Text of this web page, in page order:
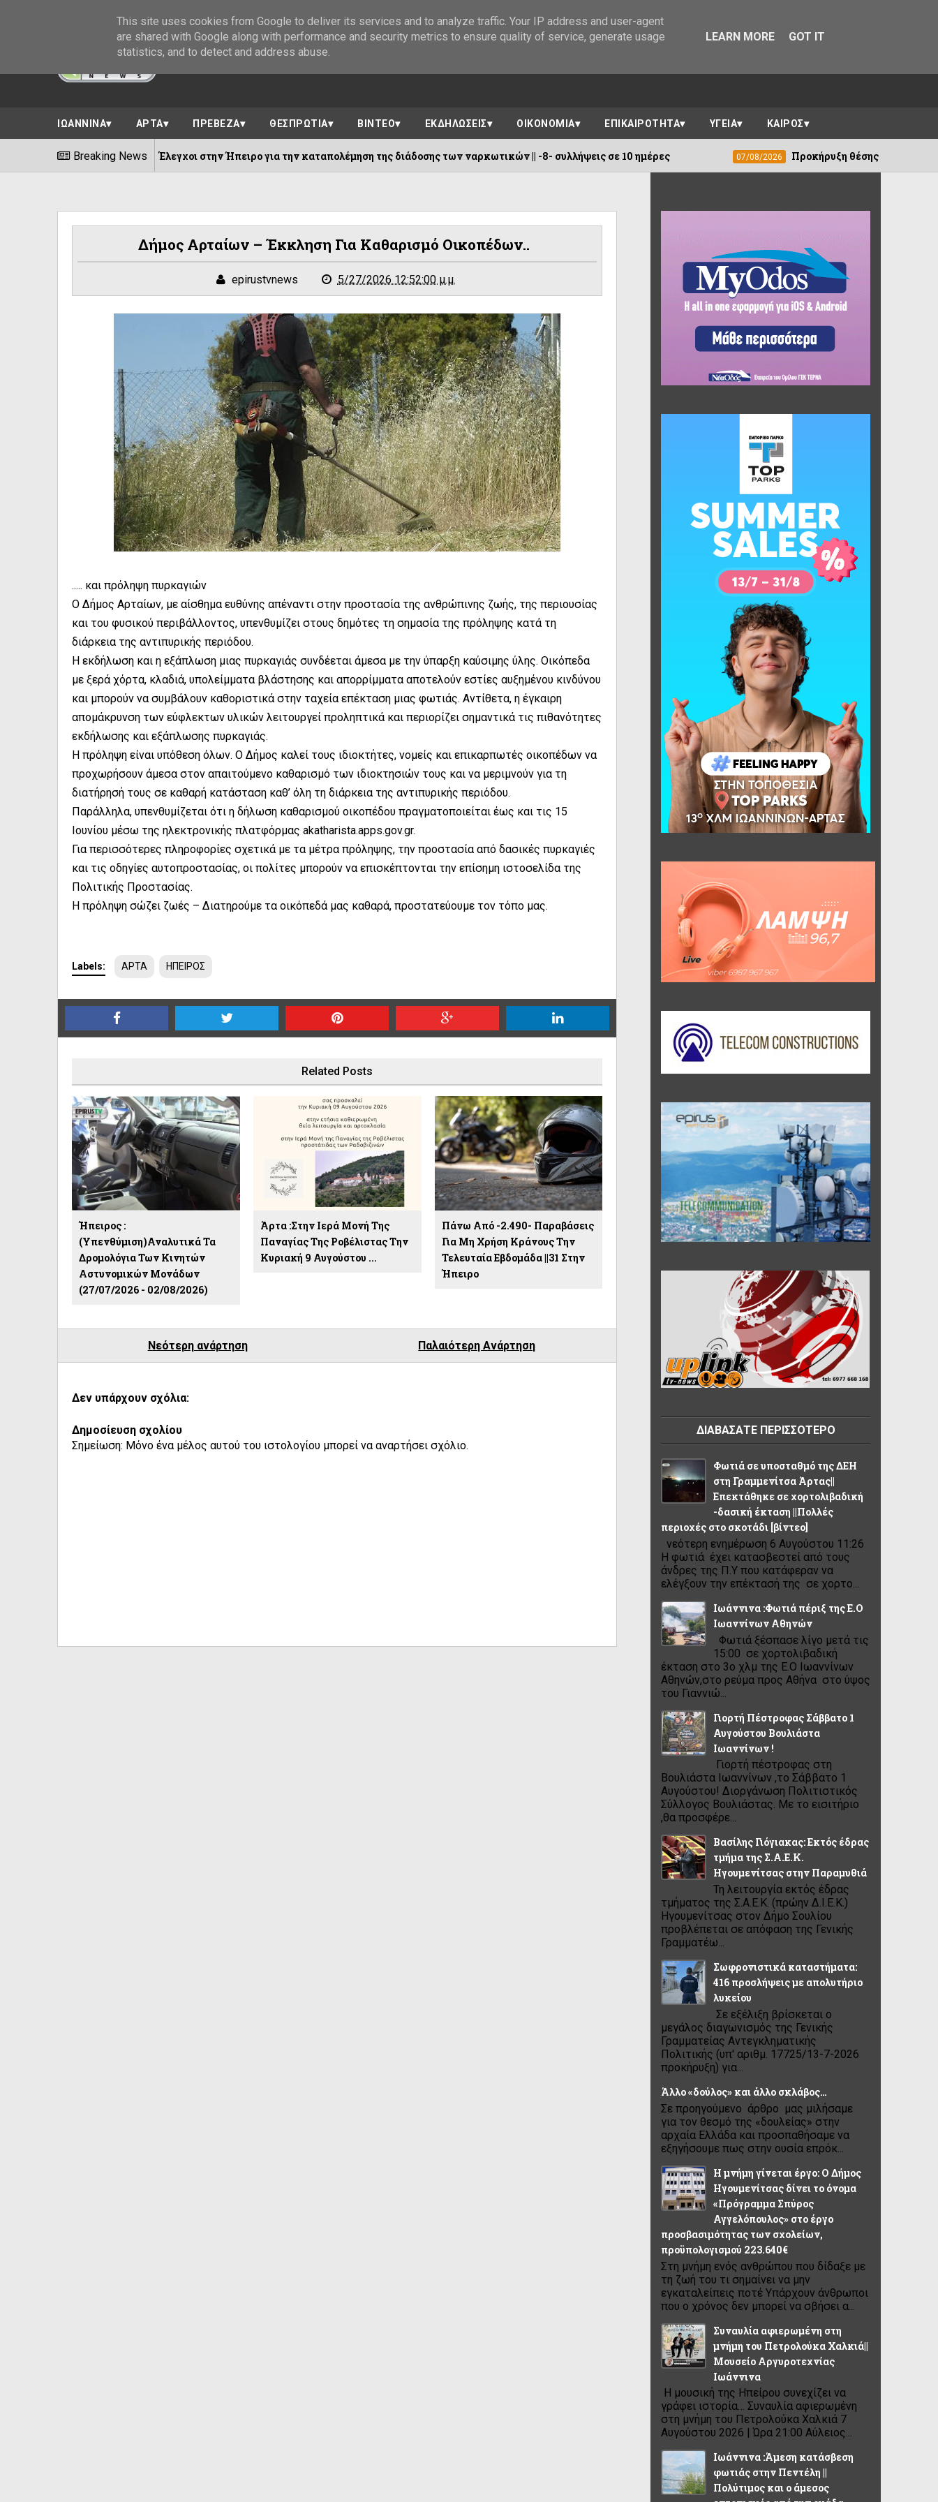
ΙΩΑΝΝΙΝΑ ΑΡΤΑ ΠΡΕΒΕΖΑ ΘΕΣΠΡΩΤΙΑ ΒΙΝΤΕΟ ΕΚΔΗΛΩΣΕΙΣ ΟΙΚΟΝΟΜΙΑ ΕΠΙΚΑΙΡΟΤΗΤΑ ΥΓΕΙΑ ΚΑΙΡΟΣ
Breaking News
07/08/2026 Έλεγχοι στην Ήπειρο για την καταπολέμηση της διάδοσης των ναρκωτικών || -8- συλλήψεις σε 10 ημέρες 07/08/2026 Προκήρυξη θέσης εργασίας Κοινωνικού
Δήμος Αρταίων – Έκκληση Για Καθαρισμό Οικοπέδων..
epirustvnews 5/27/2026 12:52:00 μ.μ.
..... και πρόληψη πυρκαγιών
Ο Δήμος Αρταίων, με αίσθημα ευθύνης απέναντι στην προστασία της ανθρώπινης ζωής, της περιουσίας
και του φυσικού περιβάλλοντος, υπενθυμίζει στους δημότες τη σημασία της πρόληψης κατά τη
διάρκεια της αντιπυρικής περιόδου.
Η εκδήλωση και η εξάπλωση μιας πυρκαγιάς συνδέεται άμεσα με την ύπαρξη καύσιμης ύλης. Οικόπεδα
με ξερά χόρτα, κλαδιά, υπολείμματα βλάστησης και απορρίμματα αποτελούν εστίες αυξημένου κινδύνου
και μπορούν να συμβάλουν καθοριστικά στην ταχεία επέκταση μιας φωτιάς. Αντίθετα, η έγκαιρη
απομάκρυνση των εύφλεκτων υλικών λειτουργεί προληπτικά και περιορίζει σημαντικά τις πιθανότητες
εκδήλωσης και εξάπλωσης πυρκαγιάς.
Η πρόληψη είναι υπόθεση όλων. Ο Δήμος καλεί τους ιδιοκτήτες, νομείς και επικαρπωτές οικοπέδων να
προχωρήσουν άμεσα στον απαιτούμενο καθαρισμό των ιδιοκτησιών τους και να μεριμνούν για τη
διατήρησή τους σε καθαρή κατάσταση καθ’ όλη τη διάρκεια της αντιπυρικής περιόδου.
Παράλληλα, υπενθυμίζεται ότι η δήλωση καθαρισμού οικοπέδου πραγματοποιείται έως και τις 15
Ιουνίου μέσω της ηλεκτρονικής πλατφόρμας akatharista.apps.gov.gr.
Για περισσότερες πληροφορίες σχετικά με τα μέτρα πρόληψης, την προστασία από δασικές πυρκαγιές
και τις οδηγίες αυτοπροστασίας, οι πολίτες μπορούν να επισκέπτονται την επίσημη ιστοσελίδα της
Πολιτικής Προστασίας.
Η πρόληψη σώζει ζωές – Διατηρούμε τα οικόπεδά μας καθαρά, προστατεύουμε τον τόπο μας.
Labels: ΑΡΤΑ ΗΠΕΙΡΟΣ
Related Posts
Ήπειρος :
(Υπενθύμιση)Αναλυτικά Τα
Δρομολόγια Των Κινητών
Αστυνομικών Μονάδων
(27/07/2026 - 02/08/2026)
Άρτα :Στην Ιερά Μονή Της
Παναγίας Της Ροβέλιστας Την
Κυριακή 9 Αυγούστου ...
Πάνω Από -2.490- Παραβάσεις
Για Μη Χρήση Κράνους Την
Τελευταία Εβδομάδα ||31 Στην
Ήπειρο
Νεότερη ανάρτηση Παλαιότερη Ανάρτηση
Δεν υπάρχουν σχόλια:
Δημοσίευση σχολίου
Σημείωση: Μόνο ένα μέλος αυτού του ιστολογίου μπορεί να αναρτήσει σχόλιο.
ΔΙΑΒΑΣΑΤΕ ΠΕΡΙΣΣΟΤΕΡΟ
Φωτιά σε υποσταθμό της ΔΕΗ
στη Γραμμενίτσα Άρτας||
Επεκτάθηκε σε χορτολιβαδική
-δασική έκταση ||Πολλές
περιοχές στο σκοτάδι [βίντεο]
νεότερη ενημέρωση 6 Αυγούστου 11:26
Η φωτιά έχει κατασβεστεί από τους
άνδρες της Π.Υ που κατάφεραν να
ελέγξουν την επέκτασή της σε χορτο...
Ιωάννινα :Φωτιά πέριξ της Ε.Ο
Ιωαννίνων Αθηνών
Φωτιά ξέσπασε λίγο μετά τις
15:00 σε χορτολιβαδική
έκταση στο 3ο χλμ της Ε.Ο Ιωαννίνων
Αθηνών,στο ρεύμα προς Αθήνα στο ύψος
του Γιαννιώ...
Γιορτή Πέστροφας Σάββατο 1
Αυγούστου Βουλιάστα
Ιωαννίνων !
Γιορτή πέστροφας στη
Βουλιάστα Ιωαννίνων ,το Σάββατο 1
Αυγούστου! Διοργάνωση Πολιτιστικός
Σύλλογος Βουλιάστας. Με το εισιτήριο
,θα προσφέρε...
Βασίλης Γιόγιακας: Εκτός έδρας
τμήμα της Σ.Α.Ε.Κ.
Ηγουμενίτσας στην Παραμυθιά
Τη λειτουργία εκτός έδρας
τμήματος της Σ.Α.Ε.Κ. (πρώην Δ.Ι.Ε.Κ.)
Ηγουμενίτσας στον Δήμο Σουλίου
προβλέπεται σε απόφαση της Γενικής
Γραμματέω...
Σωφρονιστικά καταστήματα:
416 προσλήψεις με απολυτήριο
λυκείου
Σε εξέλιξη βρίσκεται ο
μεγάλος διαγωνισμός της Γενικής
Γραμματείας Αντεγκληματικής
Πολιτικής (υπ' αριθμ. 17725/13-7-2026
προκήρυξη) για...
Άλλο «δούλος» και άλλο σκλάβος…
Σε προηγούμενο άρθρο μας μιλήσαμε
για τον θεσμό της «δουλείας» στην
αρχαία Ελλάδα και προσπαθήσαμε να
εξηγήσουμε πως στην ουσία επρόκ...
Η μνήμη γίνεται έργο: Ο Δήμος
Ηγουμενίτσας δίνει το όνομα
«Πρόγραμμα Σπύρος
Αγγελόπουλος» στο έργο
προσβασιμότητας των σχολείων,
προϋπολογισμού 223.640€
Στη μνήμη ενός ανθρώπου που δίδαξε με
τη ζωή του τι σημαίνει να μην
εγκαταλείπεις ποτέ Υπάρχουν άνθρωποι
που ο χρόνος δεν μπορεί να σβήσει α...
Συναυλία αφιερωμένη στη
μνήμη του Πετρολούκα Χαλκιά||
Μουσείο Αργυροτεχνίας
Ιωάννινα
Η μουσική της Ηπείρου συνεχίζει να
γράφει ιστορία… Συναυλία αφιερωμένη
στη μνήμη του Πετρολούκα Χαλκιά 7
Αυγούστου 2026 | Ώρα 21:00 Αύλειος...
Ιωάννινα :Άμεση κατάσβεση
φωτιάς στην Πεντέλη ||
Πολύτιμος και ο άμεσος
This site uses cookies from Google to deliver its services and to analyze traffic. Your IP address and user-agent
are shared with Google along with performance and security metrics to ensure quality of service, generate usage
statistics, and to detect and address abuse.
LEARN MORE GOT IT